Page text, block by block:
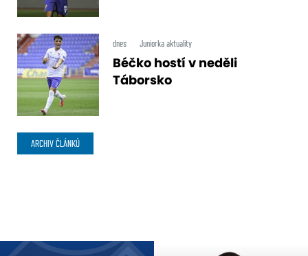
dnes Juniorka aktuality
Béčko hostí v neděli
Táborsko
ARCHIV ČLÁNKŮ